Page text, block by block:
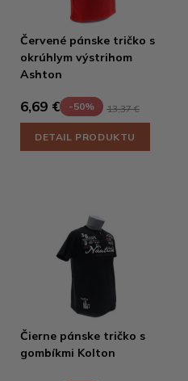
Červené pánske tričko s
okrúhlym výstrihom
Ashton
6,69 € -50% 13,37 €
DETAIL PRODUKTU
Čierne pánske tričko s
gombíkmi Kolton